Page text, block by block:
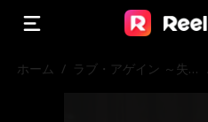
ホーム / ラブ・アゲイン ～失